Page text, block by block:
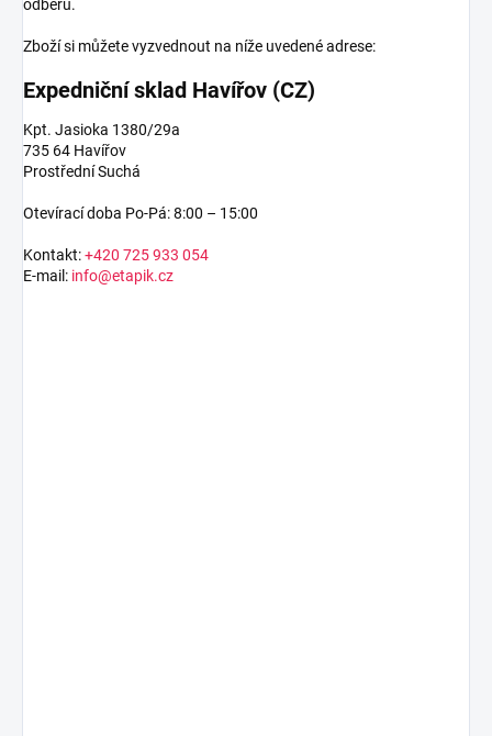
odběru.
Zboží si můžete vyzvednout na níže uvedené adrese:
Expedniční sklad Havířov (CZ)
Kpt. Jasioka 1380/29a
735 64 Havířov
Prostřední Suchá
Otevírací doba Po-Pá: 8:00 – 15:00
Kontakt:+420 725 933 054
E-mail: info@etapik.cz